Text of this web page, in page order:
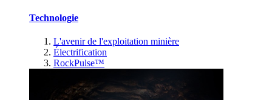
Technologie
L'avenir de l'exploitation minière
Électrification
RockPulse™